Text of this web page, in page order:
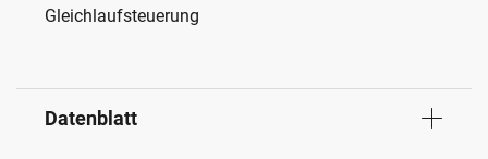
Gleichlaufsteuerung
Datenblatt